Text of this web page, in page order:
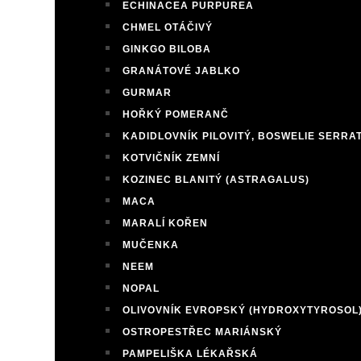
ECHINACEA PURPUREA
CHMEL OTÁČIVÝ
GINKGO BILOBA
GRANÁTOVÉ JABLKO
GURMAR
HOŘKÝ POMERANČ
KADIDLOVNÍK PILOVITÝ, BOSWELIE
KOTVIČNÍK ZEMNÍ
KOZINEC BLANITÝ (ASTRAGALUS)
MACA
MARALÍ KOŘEN
MUČENKA
NEEM
NOPAL
OLIVOVNÍK EVROPSKÝ
OSTROPESTŘEC MARIÁNSKÝ
PAMPELIŠKA LÉKAŘSKÁ